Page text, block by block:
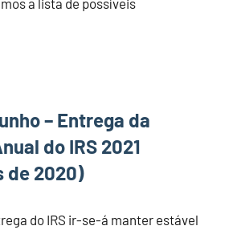
a lista de possíveis
– Entrega da
do IRS 2021
de 2020)
do IRS ir-se-á manter estável